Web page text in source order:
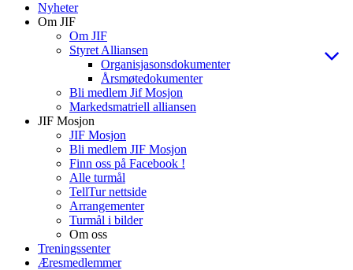
Nyheter
Om JIF
Om JIF
Styret Alliansen
Organisjasonsdokumenter
Årsmøtedokumenter
Bli medlem Jif Mosjon
Markedsmatriell alliansen
JIF Mosjon
JIF Mosjon
Bli medlem JIF Mosjon
Finn oss på Facebook !
Alle turmål
TellTur nettside
Arrangementer
Turmål i bilder
Om oss
Treningssenter
Æresmedlemmer